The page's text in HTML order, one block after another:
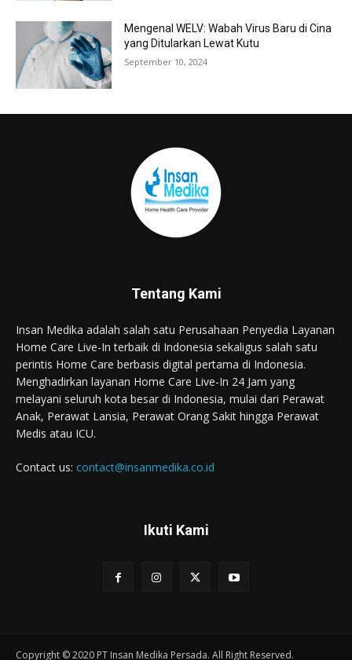
Mengenal WELV: Wabah Virus Baru di Cina
yang Ditularkan Lewat Kutu
September 10, 2024
Tentang Kami
Insan Medika adalah salah satu Perusahaan Penyedia Layanan
Home Care Live-In terbaik di Indonesia sekaligus salah satu
perintis Home Care berbasis digital pertama di Indonesia.
Menghadirkan layanan Home Care Live-In 24 Jam yang
melayani seluruh kota besar di Indonesia, mulai dari Perawat
Anak, Perawat Lansia, Perawat Orang Sakit hingga Perawat
Medis atau ICU.
Contact us: contact@insanmedika.co.id
Ikuti Kami
Copyright © 2020 PT Insan Medika Persada. All Right Reserved.